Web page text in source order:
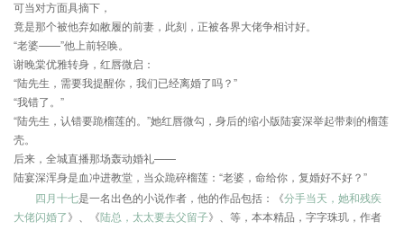
可当对方面具摘下，
竟是那个被他弃如敝履的前妻，此刻，正被各界大佬争相讨好。
“老婆——”他上前轻唤。
谢晚棠优雅转身，红唇微启：
“陆先生，需要我提醒你，我们已经离婚了吗？”
“我错了。”
“陆先生，认错要跪榴莲的。”她红唇微勾，身后的缩小版陆宴深举起带刺的榴莲
壳。
后来，全城直播那场轰动婚礼——
陆宴深浑身是血冲进教堂，当众跪碎榴莲：“老婆，命给你，复婚好不好？”
四月十七是一名出色的小说作者，他的作品包括：《分手当天，她和残疾
大佬闪婚了》、《陆总，太太要去父留子》、等，本本精品，字字珠玑，作者